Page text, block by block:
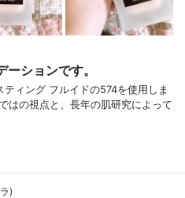
ションです。
ィング フルイドの574を使用しま
はの視点と、長年の肌研究によって
)